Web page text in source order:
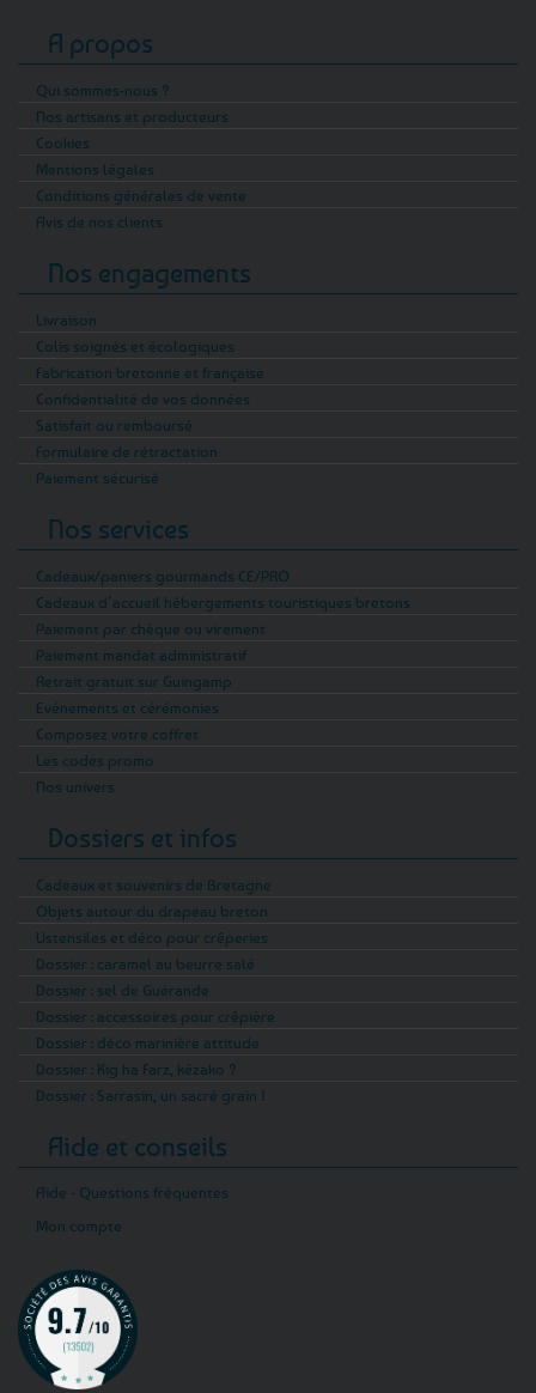
A propos
Qui sommes-nous ?
Nos artisans et producteurs
Cookies
Mentions légales
Conditions générales de vente
Avis de nos clients
Nos engagements
Livraison
Colis soignés et écologiques
Fabrication bretonne et française
Confidentialité de vos données
Satisfait ou remboursé
Formulaire de rétractation
Paiement sécurisé
Nos services
Cadeaux/paniers gourmands CE/PRO
Cadeaux d’accueil hébergements touristiques bretons
Paiement par chèque ou virement
Paiement mandat administratif
Retrait gratuit sur Guingamp
Evénements et cérémonies
Composez votre coffret
Les codes promo
Nos univers
Dossiers et infos
Cadeaux et souvenirs de Bretagne
Objets autour du drapeau breton
Ustensiles et déco pour crêperies
Dossier : caramel au beurre salé
Dossier : sel de Guérande
Dossier : accessoires pour crêpière
Dossier : déco marinière attitude
Dossier : Kig ha Farz, kézako ?
Dossier : Sarrasin, un sacré grain !
Aide et conseils
Aide - Questions fréquentes
Mon compte